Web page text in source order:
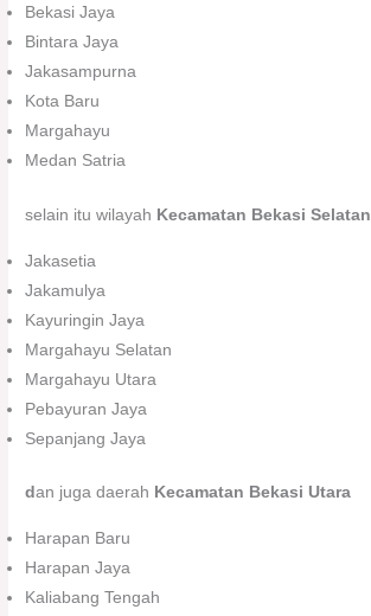
Bekasi Jaya
Bintara Jaya
Jakasampurna
Kota Baru
Margahayu
Medan Satria
selain itu wilayah Kecamatan Bekasi Selatan
Jakasetia
Jakamulya
Kayuringin Jaya
Margahayu Selatan
Margahayu Utara
Pebayuran Jaya
Sepanjang Jaya
dan juga daerah Kecamatan Bekasi Utara
Harapan Baru
Harapan Jaya
Kaliabang Tengah